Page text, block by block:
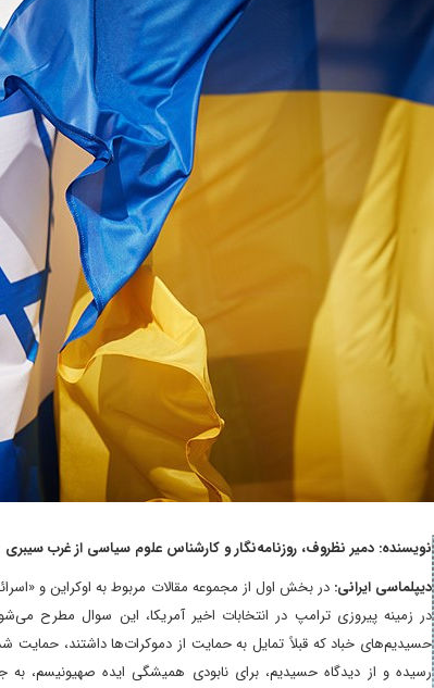
نویسنده: دمیر نظروف، روزنامه‌نگار و کارشناس علوم سیاسی از غرب
دیپلماسی ایرانی: در بخش اول از مجموعه مقالات مربوط به اوکراین و
در زمینه پیروزی ترامپ در انتخابات اخیر آمریکا، این سوال مطرح
حسیدیم‌های خباد که قبلاً تمایل به حمایت از دموکرات‌ها داشتند، حمایت
رسیده و از دیدگاه حسیدیم، برای نابودی همیشگی ایده صهیونیسم، به